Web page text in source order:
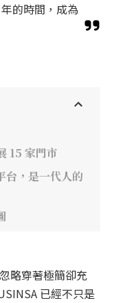
的時間，成為
15 家門市
，是一代人的
略穿著極簡卻充
已經不只是